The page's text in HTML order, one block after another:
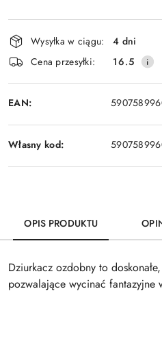
Dostępność
i
dostawa
Wysyłka w ciągu:
4 dni
Cena przesyłki:
16.5
EAN:
Własny kod:
OPIS PRODUKTU
Dziurkacz ozdobny to
pozwalające wycinać fantazyjne